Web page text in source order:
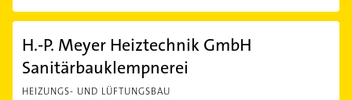
H.-P. Meyer Heiztechnik GmbH
Sanitärbauklempnerei
HEIZUNGS- UND LÜFTUNGSBAU